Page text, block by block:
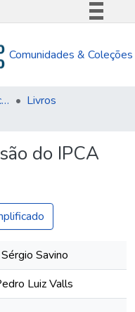
Comunica BR
Acesso à informação
Comunidades & Coleções
Navegar por Tipo de Publicação
Livros
do IPCA
Savino
Luiz Valls